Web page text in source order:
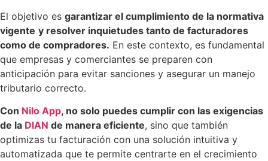
El objetivo es garantizar el cumplimiento de la normativa
vigente y resolver inquietudes tanto de facturadores
como de compradores. En este contexto, es fundamental
que empresas y comerciantes se preparen con
anticipación para evitar sanciones y asegurar un manejo
tributario correcto.
Con Nilo App, no solo puedes cumplir con las exigencias
de la DIAN de manera eficiente, sino que también
optimizas tu facturación con una solución intuitiva y
automatizada que te permite centrarte en el crecimiento